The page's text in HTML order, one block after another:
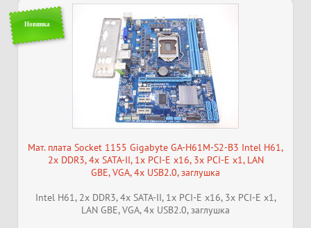
Новинка
Мат. плата Socket 1155 Gigabyte GA-H61M-S2-B3 Intel H61,
2x DDR3, 4x SATA-II, 1x PCI-E x16, 3x PCI-E x1, LAN
GBE, VGA, 4x USB2.0, заглушка
Intel H61, 2x DDR3, 4x SATA-II, 1x PCI-E x16, 3x PCI-E x1,
LAN GBE, VGA, 4x USB2.0, заглушка